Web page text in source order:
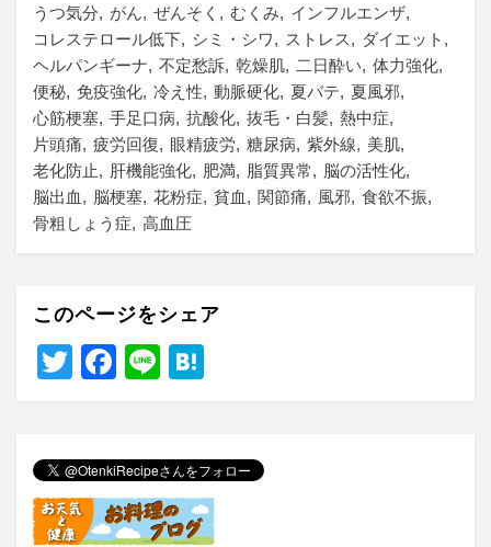
うつ気分 がん ぜんそく むくみ
インフルエンザ
コレステロール低下
シミ・シワ ストレス
ダイエット
ヘルパンギーナ
不定愁訴 乾燥肌 二日酔い
体力強化
便秘 免疫強化 冷え性 動脈硬化 夏バテ
夏風邪
心筋梗塞 手足口病 抗酸化 抜毛・白髪 熱中症
片頭痛
疲労回復 眼精疲労 糖尿病 紫外線
美肌
老化防止
肝機能強化 肥満 脂質異常
脳の活性化
脳出血
脳梗塞 花粉症 貧血 関節痛 風邪 食欲不振
骨粗しょう症
高血圧
このページをシェア
T
er
F
e
b
o
Li
n
a